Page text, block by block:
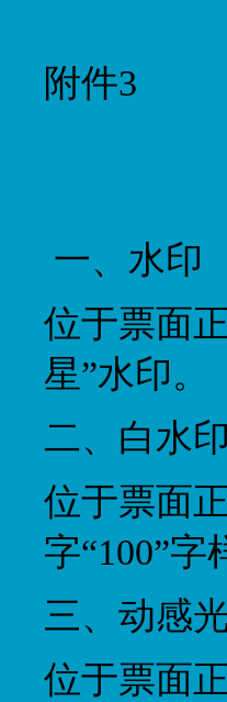
附件3
一、水印
位于票面
星”水印。
二、白水印
位于票面
字“100”字
三、动感
位于票面